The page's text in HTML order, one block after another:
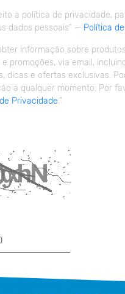
a política de privacidade,
dados pessoais” — Política
informação sobre
promoções, via email,
dicas e ofertas exclusivas.
a qualquer momento. Por
Privacidade.”